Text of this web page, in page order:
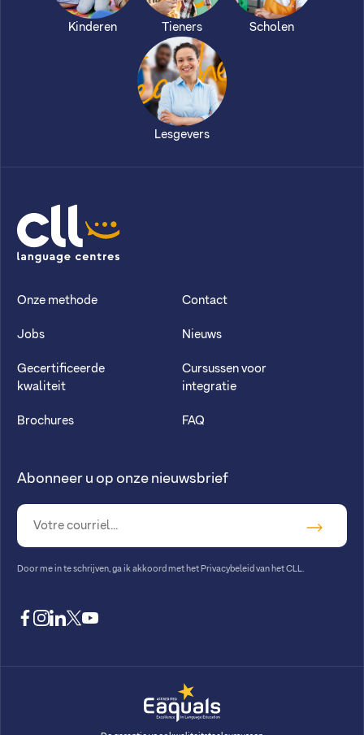
Kinderen Tieners Scholen
Lesgevers
CLL
Onze methode
Jobs
Gecertificeerde
kwaliteit
Brochures
Contact
Nieuws
Cursussen voor
integratie
FAQ
Abonneer u op onze nieuwsbrief
Door me in te schrijven, ga ik akkoord met het Privacybeleid van het CLL.
facebook
instagram
linkedin
twitteryoutube